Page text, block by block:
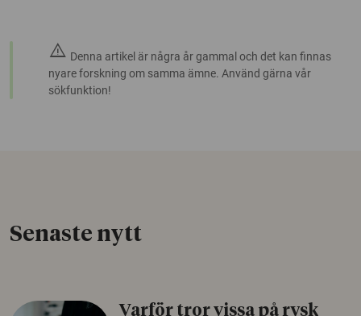
warning Denna artikel är några år gammal och det kan finnas
nyare forskning om samma ämne. Använd gärna vår
sökfunktion!
Senaste nytt
Varför tror vissa på rysk